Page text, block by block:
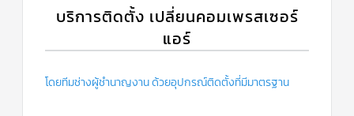
บริการติดตั้ง เปลี่ยนคอมเพรสเซอร์
แอร์
โดยทีมช่างผู้ชำนาญงาน ด้วยอุปกรณ์ติดตั้งที่มีมาตรฐาน